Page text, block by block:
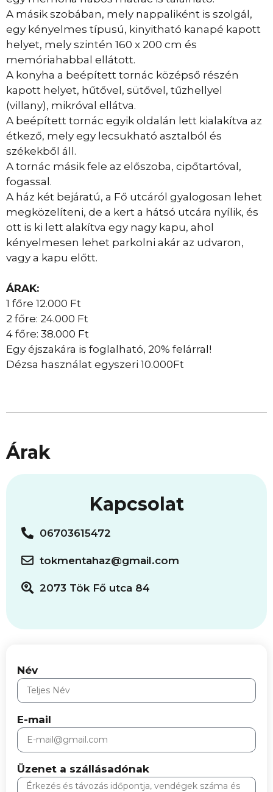
A másik szobában, mely nappaliként is szolgál,
egy kényelmes típusú, kinyitható kanapé kapott
helyet, mely szintén 160 x 200 cm és
memóriahabbal ellátott.
A konyha a beépített tornác középső részén
kapott helyet, hűtővel, sütővel, tűzhellyel
(villany), mikróval ellátva.
A beépített tornác egyik oldalán lett kialakítva az
étkező, mely egy lecsukható asztalból és
székekből áll.
A tornác másik fele az előszoba, cipőtartóval,
fogassal.
A ház két bejáratú, a Fő utcáról gyalogosan lehet
megközelíteni, de a kert a hátsó utcára nyílik, és
ott is ki lett alakítva egy nagy kapu, ahol
kényelmesen lehet parkolni akár az udvaron,
vagy a kapu előtt.
ÁRAK:
1 főre 12.000 Ft
2 főre: 24.000 Ft
4 főre: 38.000 Ft
Egy éjszakára is foglalható, 20% felárral!
Dézsa használat egyszeri 10.000Ft
Árak
Kapcsolat
06703615472
tokmentahaz@gmail.com
2073 Tök Fő utca 84
Név
E-mail
Üzenet a szállásadónak